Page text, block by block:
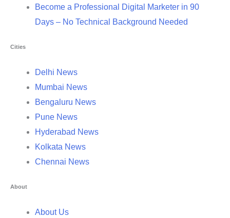
Become a Professional Digital Marketer in 90
Days – No Technical Background Needed
Cities
Delhi News
Mumbai News
Bengaluru News
Pune News
Hyderabad News
Kolkata News
Chennai News
About
About Us